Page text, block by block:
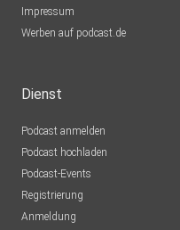
Impressum
Werben auf podcast.de
Dienst
Podcast anmelden
Podcast hochladen
Podcast-Events
Registrierung
Anmeldung